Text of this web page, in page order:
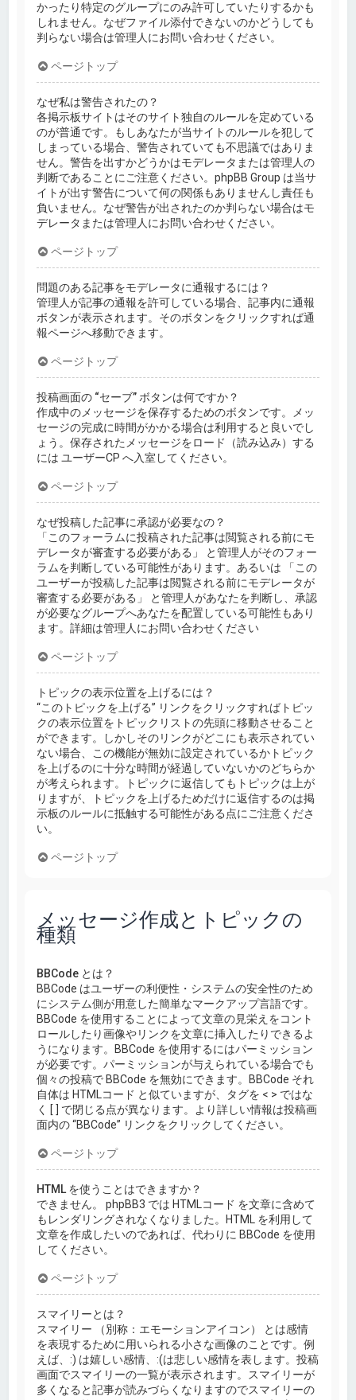
かったり特定のグループにのみ許可していたりするかも
しれません。なぜファイル添付できないのかどうしても
判らない場合は管理人にお問い合わせください。
ページトップ
なぜ私は警告されたの？
各掲示板サイトはそのサイト独自のルールを定めている
のが普通です。もしあなたが当サイトのルールを犯して
しまっている場合、警告されていても不思議ではありま
せん。警告を出すかどうかはモデレータまたは管理人の
判断であることにご注意ください。phpBB Group は当サ
イトが出す警告について何の関係もありませんし責任も
負いません。なぜ警告が出されたのか判らない場合はモ
デレータまたは管理人にお問い合わせください。
ページトップ
問題のある記事をモデレータに通報するには？
管理人が記事の通報を許可している場合、記事内に通報
ボタンが表示されます。そのボタンをクリックすれば通
報ページへ移動できます。
ページトップ
投稿画面の “セーブ” ボタンは何ですか？
作成中のメッセージを保存するためのボタンです。メッ
セージの完成に時間がかかる場合は利用すると良いでし
ょう。保存されたメッセージをロード（読み込み）する
には ユーザーCP へ入室してください。
ページトップ
なぜ投稿した記事に承認が必要なの？
「このフォーラムに投稿された記事は閲覧される前にモ
デレータが審査する必要がある」 と管理人がそのフォー
ラムを判断している可能性があります。あるいは 「この
ユーザーが投稿した記事は閲覧される前にモデレータが
審査する必要がある」 と管理人があなたを判断し、承認
が必要なグループへあなたを配置している可能性もあり
ます。詳細は管理人にお問い合わせください
ページトップ
トピックの表示位置を上げるには？
“このトピックを上げる” リンクをクリックすればトピッ
クの表示位置をトピックリストの先頭に移動させること
ができます。しかしそのリンクがどこにも表示されてい
ない場合、この機能が無効に設定されているかトピック
を上げるのに十分な時間が経過していないかのどちらか
が考えられます。トピックに返信してもトピックは上が
りますが、トピックを上げるためだけに返信するのは掲
示板のルールに抵触する可能性がある点にご注意くださ
い。
ページトップ
メッセージ作成とトピックの
種類
BBCode とは？
BBCode はユーザーの利便性・システムの安全性のため
にシステム側が用意した簡単なマークアップ言語です。
BBCode を使用することによって文章の見栄えをコント
ロールしたり画像やリンクを文章に挿入したりできるよ
うになります。BBCode を使用するにはパーミッション
が必要です。パーミッションが与えられている場合でも
個々の投稿で BBCode を無効にできます。BBCode それ
自体は HTMLコード と似ていますが、タグを < > ではな
く [ ] で閉じる点が異なります。より詳しい情報は投稿画
面内の “BBCode” リンクをクリックしてください。
ページトップ
HTML を使うことはできますか？
できません。 phpBB3 では HTMLコード を文章に含めて
もレンダリングされなくなりました。HTML を利用して
文章を作成したいのであれば、代わりに BBCode を使用
してください。
ページトップ
スマイリーとは？
スマイリー （別称：エモーションアイコン） とは感情
を表現するために用いられる小さな画像のことです。例
えば、:) は嬉しい感情、:(は悲しい感情を表します。投稿
画面でスマイリーの一覧が表示されます。スマイリーが
多くなると記事が読みづらくなりますのでスマイリーの